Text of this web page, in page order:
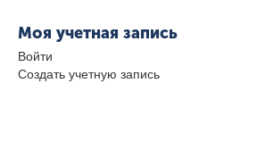
Моя учетная запись
Войти
Создать учетную запись